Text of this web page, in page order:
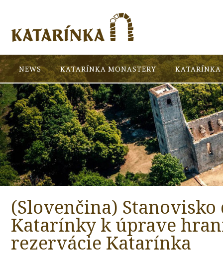
NEWS KATARÍNKA MONASTERY KATARÍNKA
(Slovenčina)
Katarínky k úprave
rezervácie Katarínka